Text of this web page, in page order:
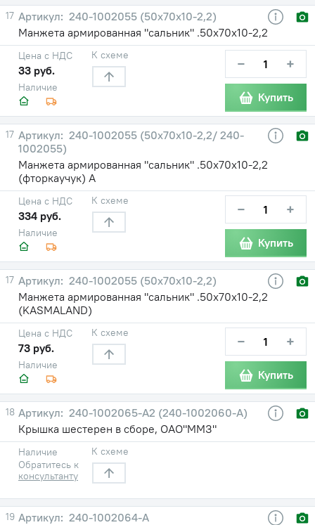
17
240-1002055 (50х70х10-2,2)
Манжета армированная "сальник" .50х70х10-2,2
Наличие
Цена с НДС
33 руб.
К схеме − +
Купить
17
240-1002055 (50х70х10-2,2/ 240-
1002055)
Манжета армированная "сальник" .50х70х10-2,2
(фторкаучук) А
Наличие
Цена с НДС
334 руб.
К схеме − +
Купить
17
240-1002055 (50х70х10-2,2)
Манжета армированная "сальник" .50х70х10-2,2
(KASMALAND)
Наличие
Цена с НДС
73 руб.
К схеме − +
Купить
18
240-1002065-А2 (240-1002060-А)
Крышка шестерен в сборе, ОАО"ММЗ"
Наличие
Обратитесь к
консультанту
К схеме
19
240-1002064-А